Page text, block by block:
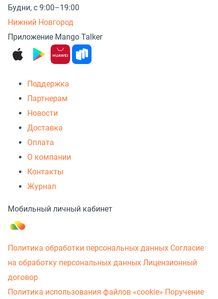
Будни, с 9:00–19:00
Нижний Новгород
Приложение Mango Talker
Поддержка
Партнерам
Новости
Доставка
Оплата
О компании
Контакты
Журнал
Мобильный личный кабинет
Политика обработки персональных данных Согласие
на обработку персональных данных Лицензионный
договор
Политика использования файлов «cookie» Поручение